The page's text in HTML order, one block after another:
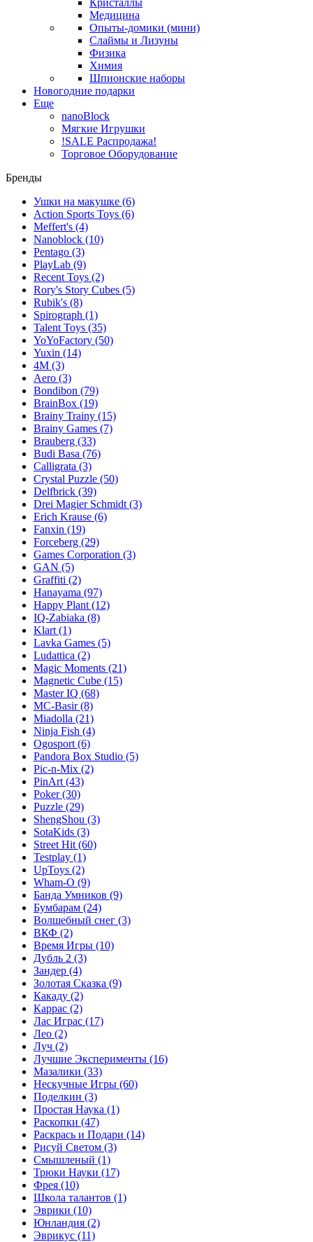
Кристаллы
Медицина
Опыты-домики (мини)
Слаймы и Лизуны
Физика
Химия
Шпионские наборы
Новогодние подарки
Еще
nanoBlock
Мягкие Игрушки
!SALE Распродажа!
Торговое Оборудование
Бренды
Ушки на макушке (6)
Action Sports Toys (6)
Meffert's (4)
Nanoblock (10)
Pentago (3)
PlayLab (9)
Recent Toys (2)
Rory's Story Cubes (5)
Rubik's (8)
Spirograph (1)
Talent Toys (35)
YoYoFactory (50)
Yuxin (14)
4M (3)
Aero (3)
Bondibon (79)
BrainBox (19)
Brainy Trainy (15)
Brainy Games (7)
Brauberg (33)
Budi Basa (76)
Calligrata (3)
Crystal Puzzle (50)
Delfbrick (39)
Drei Magier Schmidt (3)
Erich Krause (6)
Fanxin (19)
Forceberg (29)
Games Corporation (3)
GAN (5)
Graffiti (2)
Hanayama (97)
Happy Plant (12)
IQ-Zabiaka (8)
Klart (1)
Lavka Games (5)
Ludattica (2)
Magic Moments (21)
Magnetic Cube (15)
Master IQ (68)
MC-Basir(8)
Miadolla (21)
Ninja Fish (4)
Ogosport (6)
Pandora Box Studio (5)
Pic-n-Mix (2)
PinArt (43)
Poker(30)
Puzzle (29)
ShengShou (3)
SotaKids (3)
Street Hit (60)
Testplay (1)
UpToys (2)
Wham-O (9)
Банда Умников (9)
Бумбарам (24)
Волшебный снег (3)
ВКФ (2)
Время Игры (10)
Дубль 2 (3)
Зандер (4)
Золотая Сказка (9)
Какаду (2)
Каррас (2)
Лас Играс (17)
Лео (2)
Луч (2)
Лучшие Эксперименты (16)
Мазалики (33)
Нескучные Игры (60)
Поделкин (3)
Простая Наука (1)
Раскопки (47)
Раскрась и Подари (14)
Рисуй Светом (3)
Смышленый (1)
Трюки Науки (17)
Фрея (10)
Школа талантов (1)
Эврики (10)
Юнландия (2)
Эврикус (11)